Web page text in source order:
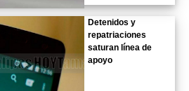
Detenidos y
repatriaciones
saturan línea de
apoyo